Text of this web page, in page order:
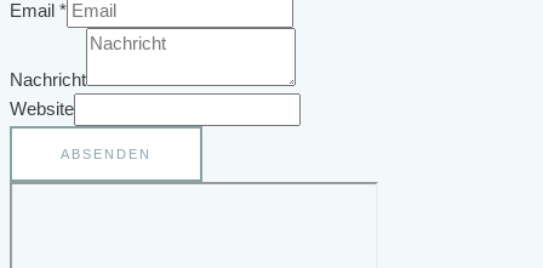
Email *
Nachricht
Website
ABSENDEN